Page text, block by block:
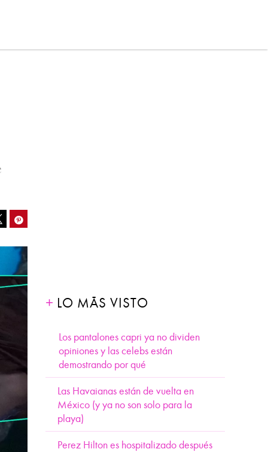
LO MÁS VISTO
Los pantalones capri ya no dividen
opiniones y las celebs están
demostrando por qué
Las Havaianas están de vuelta en
México (y ya no son solo para la
playa)
Perez Hilton es hospitalizado después